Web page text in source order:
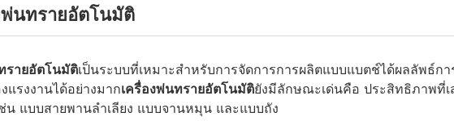
นทรายอัตโนมัติ
รายอัตโนมัติเป็นระบบที่เหมาะสำหรับการจัดการการผลิตแบบแบตช์ได้ผลลัพธ์ก
แรงงานได้อย่างมากเครื่องพ่นทรายอัตโนมัติยังมีลักษณะเด่นคือ ประสิทธิภาพที่เ
น แบบสายพานลำเลียง แบบจานหมุน และแบบถัง